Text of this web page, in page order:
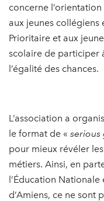
concerne
aux jeunes collégiens
Prioritaire et aux
scolaire de participer
l’égalité des chances.
L’association a
le format de « serious
pour mieux révéler
métiers. Ainsi, en
l’Éducation
d’Amiens, ce ne sont